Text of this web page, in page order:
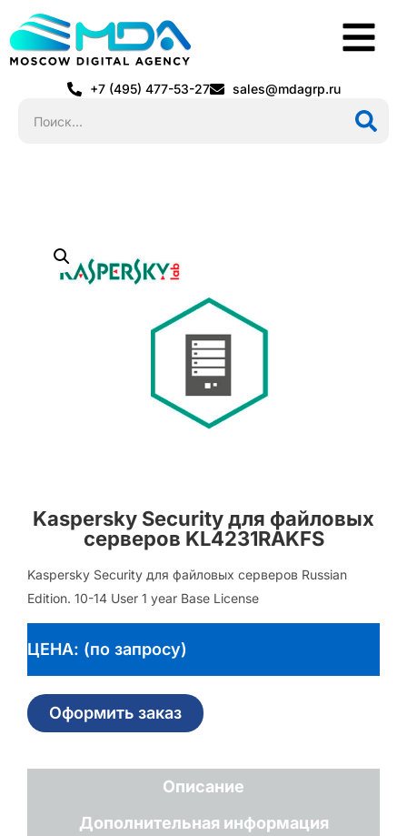
+7 (495) 477-53-27 sales@mdagrp.ru
Kaspersky Security для файловых
серверов KL4231RAKFS
Kaspersky Security для файловых серверов Russian
Edition. 10-14 User 1 year Base License
ЦЕНА: (по запросу)
Оформить заказ
Описание
Дополнительная информация